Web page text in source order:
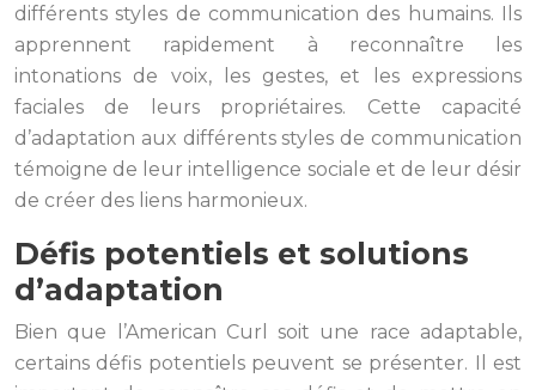
différents styles de communication des humains. Ils
apprennent rapidement à reconnaître les
intonations de voix, les gestes, et les expressions
faciales de leurs propriétaires. Cette capacité
d’adaptation aux différents styles de communication
témoigne de leur intelligence sociale et de leur désir
de créer des liens harmonieux.
Défis potentiels et solutions
d’adaptation
Bien que l’American Curl soit une race adaptable,
certains défis potentiels peuvent se présenter. Il est